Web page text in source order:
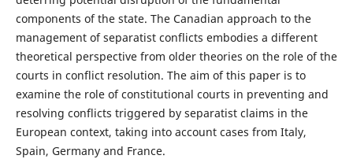
components of the state. The Canadian approach to the
management of separatist conflicts embodies a different
theoretical perspective from older theories on the role of the
courts in conflict resolution. The aim of this paper is to
examine the role of constitutional courts in preventing and
resolving conflicts triggered by separatist claims in the
European context, taking into account cases from Italy,
Spain, Germany and France.